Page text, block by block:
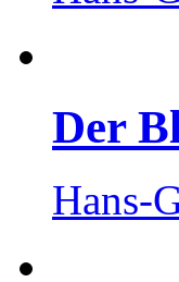
Der
Hans-